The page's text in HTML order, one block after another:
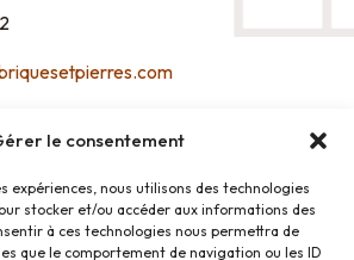
le consentement
expériences, nous utilisons des technologies
stocker et/ou accéder aux informations des
à ces technologies nous permettra de
que le comportement de navigation ou les ID
CONTACT
DU BUREAU
à 5 h